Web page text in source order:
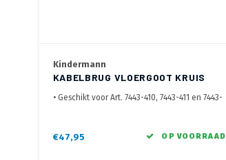
Kindermann
KABELBRUG VLOERGOOT KRUIS
MODULE
• Geschikt voor Art. 7443-410, 7443-411 en 7443-
kabelgoten
€47,95 OP VOORRAAD